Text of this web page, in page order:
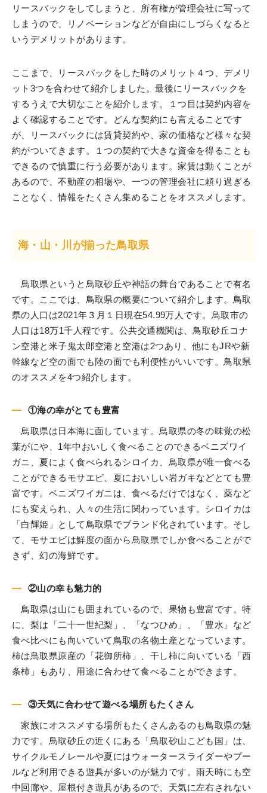
リースバックをしてしまうと、所有権が管理会社に写って
しまうので、リノベーションなどが自由にしづらくなると
いうデメリットがあります。
ここまで、リースバックをした時のメリット４つ、デメリ
ット3つを合わせて紹介しました。最後にリースバックを
するうえで大切なことを紹介します。１つ目は契約内容を
よく確認することです。どんな契約にも言えることです
が、リースバックには賃貸契約や、家の価格など様々な契
約がついてきます。１つの契約で大きな資金を得ることも
できるので慎重に行う必要があります。家賃は動くことが
あるので、不動産の相場や、一つの管理会社に頼り過ぎる
ことなく、情報をたくさん集めることをオススメします。
海・山・川が揃った鳥取県
鳥取県というと鳥取砂丘や神話の舞台であることで有名
です。ここでは、鳥取県の概要について紹介します。鳥取
県の人口は2021年３月１日現在54.99万人です。鳥取市の
人口は18万1千人程です。公共交通機関は、鳥取砂丘コナ
ン空港と米子鬼太郎空港と空港は2つあり、他にもJRや新
幹線など空の面でも陸の面でも利便性がいいです。鳥取県
のオススメを4つ紹介します。
①海の幸がとても豊富
鳥取県は日本海に面しています。鳥取県の冬の味覚の松
葉がにや、1年中おいしく食べることのできるベニズワイ
ガニ、夏によく食べられるシロイカ、鳥取県が唯一食べる
ことができるモサエビ、夏においしい岩ガキなどとても豊
富です。ベニズワイガニは、食べるだけではなく、薬など
にも変えられ、人々の生活に関わっています。シロイカは
「白輝姫」として鳥取県でブランド化されています。そし
て、モサエビは鮮度の面から鳥取県でしか食べることがで
きず、幻の海鮮です。
②山の幸も魅力的
鳥取県は山にも囲まれているので、果物も豊富です。特
に、梨は「二十一世紀梨」、「なつひめ」、「豊水」など
食べ比べにも向いていて鳥取の名物土産となっています。
柿は鳥取県原産の「花御所柿」、干し柿に向いている「西
条柿」もあり、用途に合わせて食べることができます。
③天気に合わせて遊べる場所もたくさん
家族にオススメする場所もたくさんあるのも鳥取県の魅
力です。鳥取砂丘の近くにある「鳥取砂山こども国」は、
サイクルモノレールや夏にはウォータースライダーやプー
ルなど利用できる遊具が多いのが魅力です。雨天時にも空
中回廊や、屋根付き遊具があるので、天気に左右されない